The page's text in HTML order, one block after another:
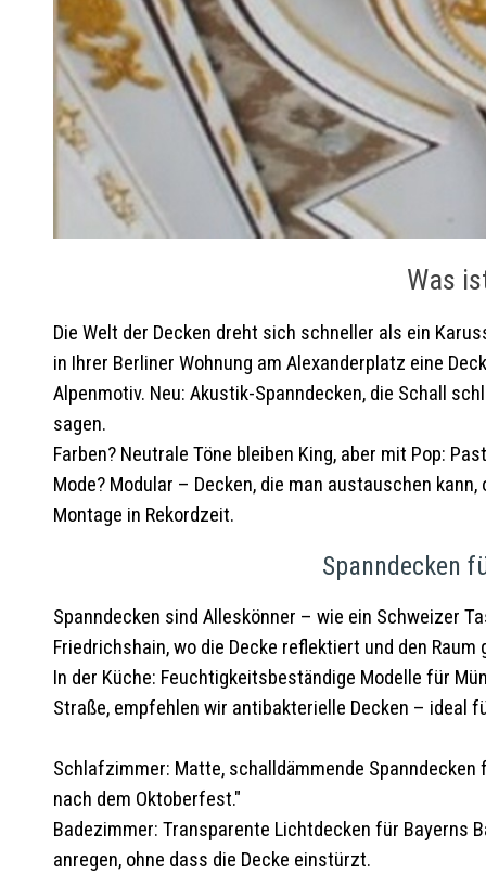
Was
Die Welt der Decken dreht sich schneller als ein
in Ihrer Berliner Wohnung am Alexanderplatz eine
Alpenmotiv. Neu: Akustik-Spanndecken, die Schall
sagen.
Farben? Neutrale Töne bleiben King, aber mit Pop:
Mode? Modular – Decken, die man austauschen
Montage in Rekordzeit.
Spanndecken
Spanndecken sind Alleskönner – wie ein Schweizer
Friedrichshain, wo die Decke reflektiert und den
In der Küche: Feuchtigkeitsbeständige Modelle für
Straße, empfehlen wir antibakterielle Decken – ideal
Schlafzimmer: Matte, schalldämmende
nach dem Oktoberfest."
Badezimmer: Transparente Lichtdecken für Bayerns
anregen, ohne dass die Decke einstürzt.